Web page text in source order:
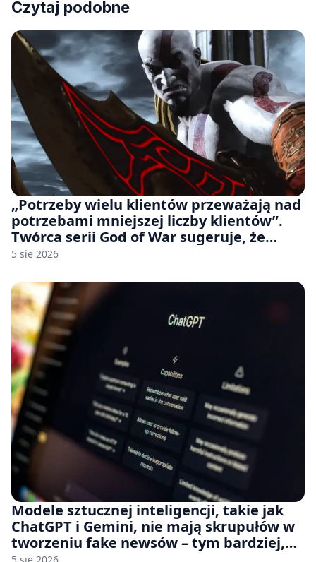
Czytaj podobne
„Potrzeby wielu klientów przeważają nad
potrzebami mniejszej liczby klientów”.
Twórca serii God of War sugeruje, że
rozumie, dlaczego Sony rezygnuje z gier
5 sie 2026
Modele sztucznej inteligencji, takie jak
ChatGPT i Gemini, nie mają skrupułów w
tworzeniu fake newsów – tym bardziej,